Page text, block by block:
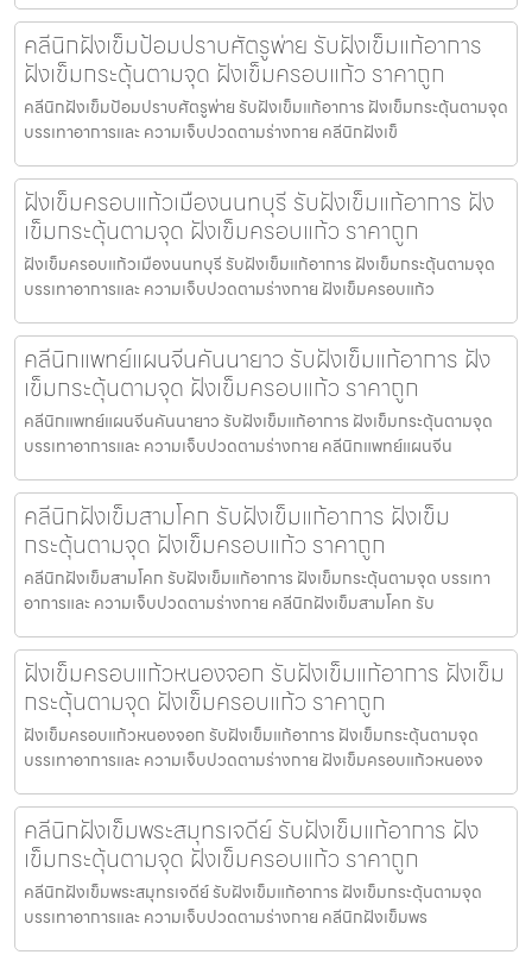
คลีนิกฝังเข็มป้อมปราบศัตรูพ่าย รับฝังเข็มแก้อาการ
ฝังเข็มกระตุ้นตามจุด ฝังเข็มครอบแก้ว ราคาถูก
คลีนิกฝังเข็มป้อมปราบศัตรูพ่าย รับฝังเข็มแก้อาการ ฝังเข็มกระตุ้นตามจุด
บรรเทาอาการและ ความเจ็บปวดตามร่างกาย คลีนิกฝังเข็
ฝังเข็มครอบแก้วเมืองนนทบุรี รับฝังเข็มแก้อาการ ฝัง
เข็มกระตุ้นตามจุด ฝังเข็มครอบแก้ว ราคาถูก
ฝังเข็มครอบแก้วเมืองนนทบุรี รับฝังเข็มแก้อาการ ฝังเข็มกระตุ้นตามจุด
บรรเทาอาการและ ความเจ็บปวดตามร่างกาย ฝังเข็มครอบแก้ว
คลีนิกแพทย์แผนจีนคันนายาว รับฝังเข็มแก้อาการ ฝัง
เข็มกระตุ้นตามจุด ฝังเข็มครอบแก้ว ราคาถูก
คลีนิกแพทย์แผนจีนคันนายาว รับฝังเข็มแก้อาการ ฝังเข็มกระตุ้นตามจุด
บรรเทาอาการและ ความเจ็บปวดตามร่างกาย คลีนิกแพทย์แผนจีน
คลีนิกฝังเข็มสามโคก รับฝังเข็มแก้อาการ ฝังเข็ม
กระตุ้นตามจุด ฝังเข็มครอบแก้ว ราคาถูก
คลีนิกฝังเข็มสามโคก รับฝังเข็มแก้อาการ ฝังเข็มกระตุ้นตามจุด บรรเทา
อาการและ ความเจ็บปวดตามร่างกาย คลีนิกฝังเข็มสามโคก รับ
ฝังเข็มครอบแก้วหนองจอก รับฝังเข็มแก้อาการ ฝังเข็ม
กระตุ้นตามจุด ฝังเข็มครอบแก้ว ราคาถูก
ฝังเข็มครอบแก้วหนองจอก รับฝังเข็มแก้อาการ ฝังเข็มกระตุ้นตามจุด
บรรเทาอาการและ ความเจ็บปวดตามร่างกาย ฝังเข็มครอบแก้วหนองจ
คลีนิกฝังเข็มพระสมุทรเจดีย์ รับฝังเข็มแก้อาการ ฝัง
เข็มกระตุ้นตามจุด ฝังเข็มครอบแก้ว ราคาถูก
คลีนิกฝังเข็มพระสมุทรเจดีย์ รับฝังเข็มแก้อาการ ฝังเข็มกระตุ้นตามจุด
บรรเทาอาการและ ความเจ็บปวดตามร่างกาย คลีนิกฝังเข็มพร